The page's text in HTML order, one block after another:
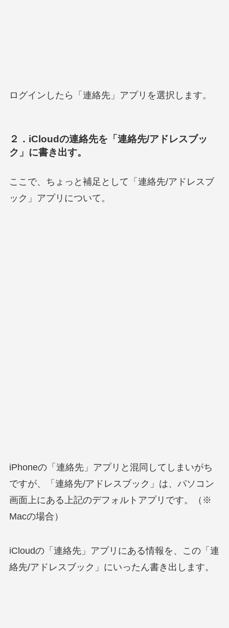
ログインしたら「連絡先」アプリを選択します。
２．iCloudの連絡先を「連絡先/アドレスブッ
ク」に書き出す。
ここで、ちょっと補足として「連絡先/アドレスブ
ック」アプリについて。
iPhoneの「連絡先」アプリと混同してしまいがち
ですが、「連絡先/アドレスブック」は、パソコン
画面上にある上記のデフォルトアプリです。（※
Macの場合）
iCloudの「連絡先」アプリにある情報を、この「連
絡先/アドレスブック」にいったん書き出します。